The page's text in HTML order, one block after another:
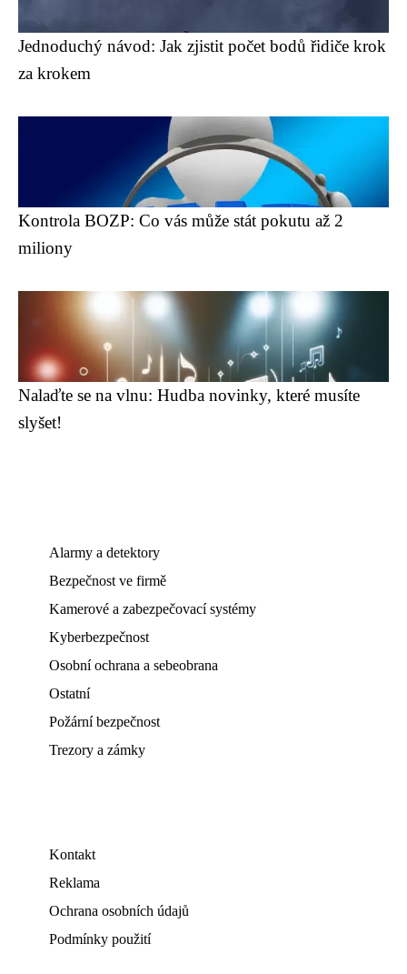
Jednoduchý návod: Jak zjistit počet bodů řidiče krok
za krokem
Kontrola BOZP: Co vás může stát pokutu až 2
miliony
Nalaďte se na vlnu: Hudba novinky, které musíte
slyšet!
Alarmy a detektory
Bezpečnost ve firmě
Kamerové a zabezpečovací systémy
Kyberbezpečnost
Osobní ochrana a sebeobrana
Ostatní
Požární bezpečnost
Trezory a zámky
Kontakt
Reklama
Ochrana osobních údajů
Podmínky použití